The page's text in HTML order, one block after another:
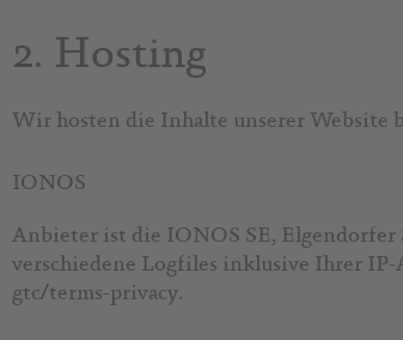
2. Hosting
Wir hosten die Inhalte unserer Website
IONOS
Anbieter ist die IONOS SE, Elgendorfer
verschiedene Logfiles inklusive Ihrer
gtc/terms-privacy.